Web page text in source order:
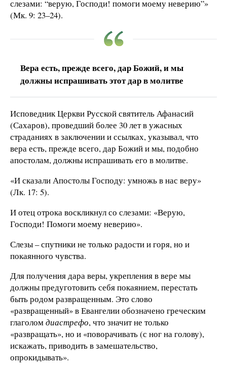
слезами: “верую, Господи! помоги моему неверию”»
(Мк. 9: 23–24).
Вера есть, прежде всего, дар Божий, и мы
должны испрашивать этот дар в молитве
Исповедник Церкви Русской святитель Афанасий
(Сахаров), проведший более 30 лет в ужасных
страданиях в заключении и ссылках, указывал, что
вера есть, прежде всего, дар Божий и мы, подобно
апостолам, должны испрашивать его в молитве.
«И сказали Апостолы Господу: умножь в нас веру»
(Лк. 17: 5).
И отец отрока воскликнул со слезами: «Верую,
Господи! Помоги моему неверию».
Слезы – спутники не только радости и горя, но и
покаянного чувства.
Для получения дара веры, укрепления в вере мы
должны предуготовить себя покаянием, перестать
быть родом развращенным. Это слово
«развращенный» в Евангелии обозначено греческим
глаголомдиастрефо, что значит не только
«развращать», но и «поворачивать (с ног на голову),
искажать, приводить в замешательство,
опрокидывать».